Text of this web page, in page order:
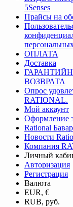
5Senses
Прайсы на
ОПЛАТА
Доставка
ВОЗВРАТА
Опрос
RATIONAL.
Мой аккаунт
Оформление
Rational
Новости
Компания
Личный
Авторизация
Регистрация
Валюта
EUR, €
RUB, руб.